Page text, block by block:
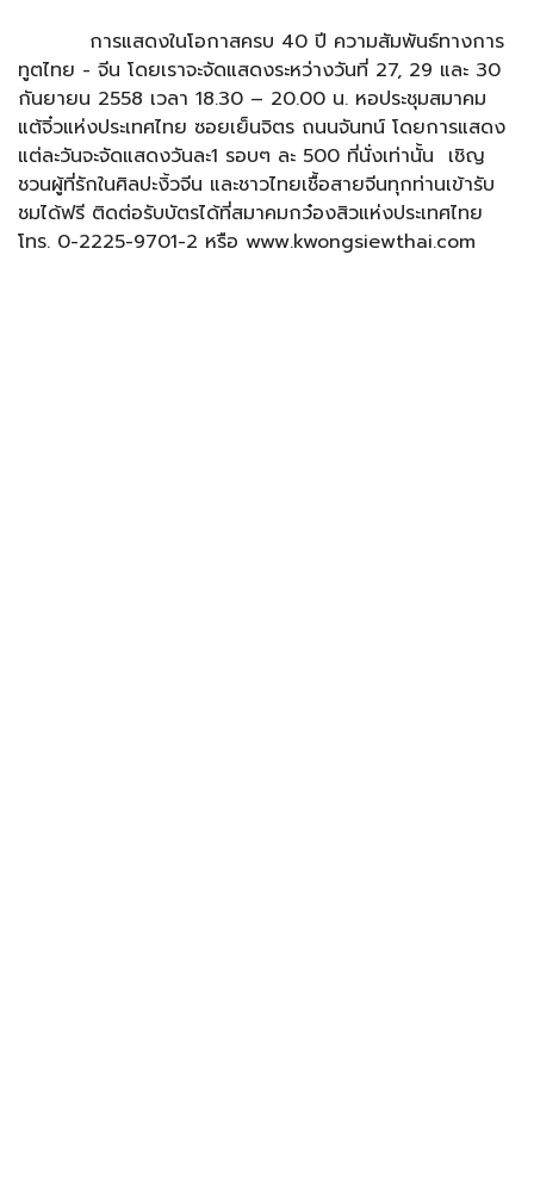
การแสดงในโอกาสครบ 40 ปี ความสัมพันธ์ทางการ
ทูตไทย - จีน โดยเราจะจัดแสดงระหว่างวันที่ 27, 29 และ 30
กันยายน 2558 เวลา 18.30 – 20.00 น. หอประชุมสมาคม
แต้จิ๋วแห่งประเทศไทย ซอยเย็นจิตร ถนนจันทน์ โดยการแสดง
แต่ละวันจะจัดแสดงวันละ1 รอบๆ ละ 500 ที่นั่งเท่านั้น เชิญ
ชวนผู้ที่รักในศิลปะงิ้วจีน และชาวไทยเชื้อสายจีนทุกท่านเข้ารับ
ชมได้ฟรี ติดต่อรับบัตรได้ที่สมาคมกว๋องสิวแห่งประเทศไทย
โทร. 0-2225-9701-2 หรือ www.kwongsiewthai.com